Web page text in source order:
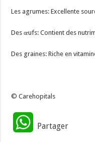
Les agrumes: Excellente
Des œufs: Contient des
Des graines: Riche en
© Carehopitals
W
Partager